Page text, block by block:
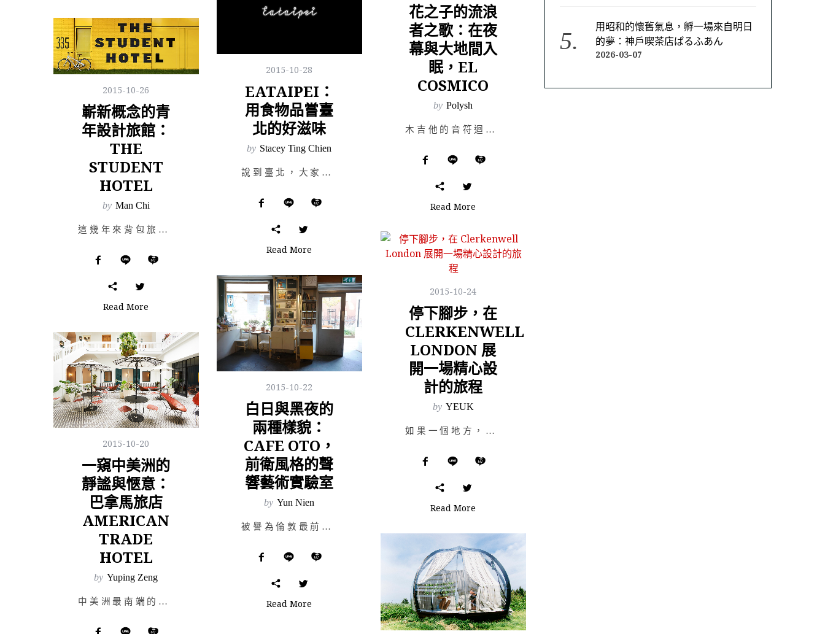
花之子的流浪
者之歌：在夜
幕與大地間入
眠，EL
COSMICO
by Polysh
木吉他的音符迴盪在大地與天幕間，游牧詩人唱著民謠與印地安人的古老故事；營地帳篷外，廣闊沙丘與山脈，天…
Read More
2015-10-28
EATAIPEI：
用食物品嘗臺
北的好滋味
by Stacey Ting Chien
說到臺北，大家第一個從腦海裡浮出的念頭會是什麼？繁忙的街道？擁擠的人潮？地標 101？博物館、美術館…
Read More
2015-10-26
嶄新概念的青
年設計旅館：
THE
STUDENT
HOTEL
by Man Chi
這幾年來背包旅行逐漸成為探索世界的另一種選擇，愈來愈多的學生們趁著寒暑假選擇距離較近的日本、韓國，而…
Read More
2015-10-24
停下腳步，在
CLERKENWELL
LONDON 展
開一場精心設
計的旅程
by YEUK
如果一個地方，有著一個額外的維度，每一剎那都在變化，不停的演變，總有嶄新的東西等著我們去發掘，你會如…
Read More
2015-10-22
白日與黑夜的
兩種樣貌：
CAFE OTO，
前衛風格的聲
響藝術實驗室
by Yun Nien
被譽為倫敦最前衛表演場地之一的 Cafe Oto，隱身於倫敦 Dalston 派對聚集地的小巷裡。一…
Read More
2015-10-20
一窺中美洲的
靜謐與愜意：
巴拿馬旅店
AMERICAN
TRADE
HOTEL
by Yuping Zeng
中美洲最南端的巴拿馬共和國，設計旅店 American Trade Hotel 座落於 Casco …
用昭和的懷舊氣息，孵一場來自明日
的夢：神戶喫茶店ぱるふあん
2026-03-07